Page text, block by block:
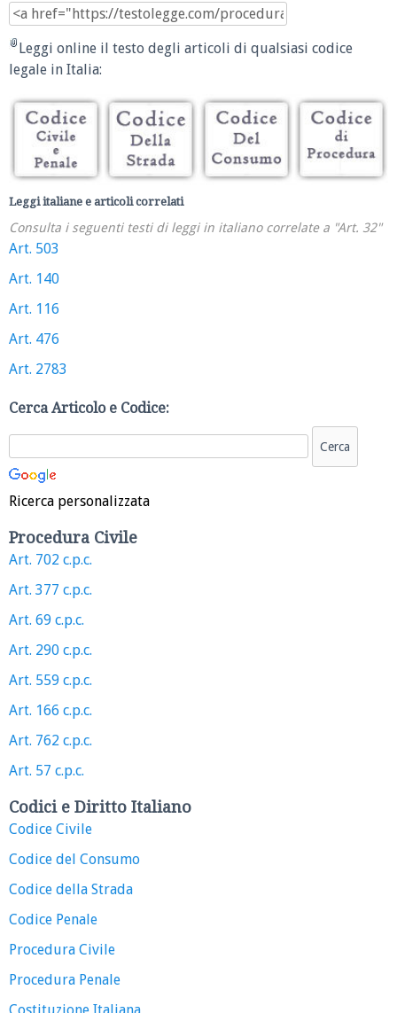
Leggi online il testo degli articoli di qualsiasi codice
legale in Italia:
Leggi italiane e articoli correlati
Consulta i seguenti testi di leggi in italiano correlate a "Art. 32"
Art. 503
Art. 140
Art. 116
Art. 476
Art. 2783
Cerca Articolo e Codice:
Ricerca personalizzata
Procedura Civile
Art. 702 c.p.c.
Art. 377 c.p.c.
Art. 69 c.p.c.
Art. 290 c.p.c.
Art. 559 c.p.c.
Art. 166 c.p.c.
Art. 762 c.p.c.
Art. 57 c.p.c.
Codici e Diritto Italiano
Codice Civile
Codice del Consumo
Codice della Strada
Codice Penale
Procedura Civile
Procedura Penale